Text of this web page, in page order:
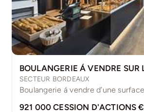
SECTEUR BORDEAUX
921 000 CESSION D'ACTIONS €